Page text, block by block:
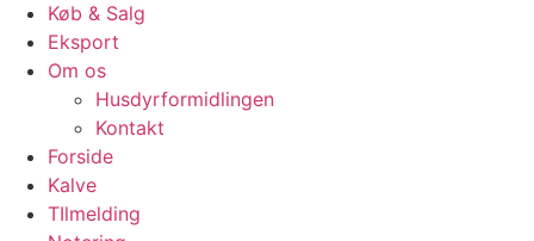
Køb & Salg
Eksport
Om os
Husdyrformidlingen
Kontakt
Forside
Kalve
TIlmelding